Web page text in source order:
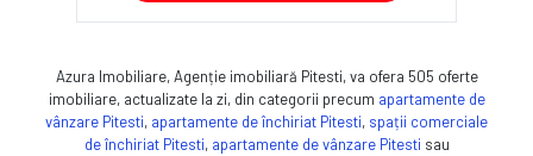
Azura Imobiliare, Agenție imobiliară Pitesti, va ofera 505 oferte
imobiliare, actualizate la zi, din categorii precum apartamente de
vânzare Pitesti, apartamente de închiriat Pitesti, spații comerciale
de închiriat Pitesti, apartamente de vânzare Pitesti sau